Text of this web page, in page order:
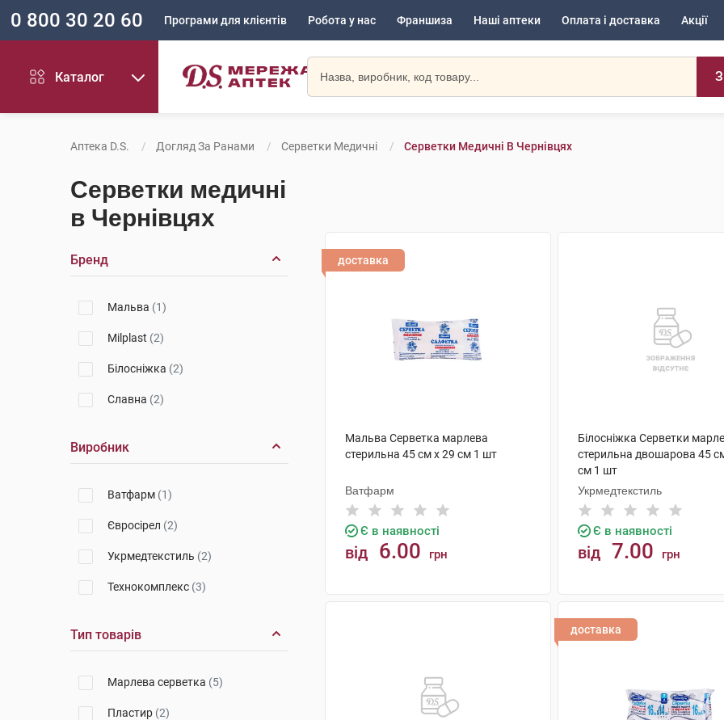
0 800 30 20 60 Програми для клієнтів Робота у нас Франшиза Наші аптеки Оплата і доставка Акції
Каталог
Аптека D.S. Догляд За Ранами Серветки Медичні Серветки Медичні В Чернівцях
Серветки медичні
в Чернівцях
Бренд
Мальва (1)
Milplast (2)
Білосніжка (2)
Славна (2)
Виробник
Ватфарм (1)
Євросірел (2)
Укрмедтекстиль (2)
Технокомплекс (3)
Тип товарів
Марлева серветка (5)
Пластир (2)
доставка
Мальва Серветка марлева
стерильна 45 см x 29 cм 1 шт
Ватфарм
Є в наявності
від 6.00 грн
Білосніжка Серветки
стерильна двошарова 45
см 1 шт
Укрмедтекстиль
Є в наявності
від 7.00 грн
доставка